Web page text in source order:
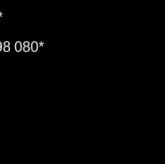
080*